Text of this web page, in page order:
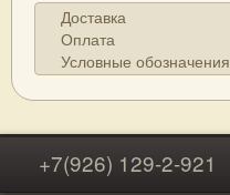
Доставка
Оплата
Условные обозначения
+7(926) 129-2-921